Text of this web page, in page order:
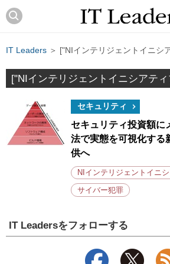
IT Leaders ＞ ["NIインテリジェントイニシ
["NIインテリジェントイニシアテ
セキュリティ
セキュリティ投資額に
法で実態を可視化する
供へ
NIインテリジェントイニ
サイバー犯罪
IT Leadersをフォローする